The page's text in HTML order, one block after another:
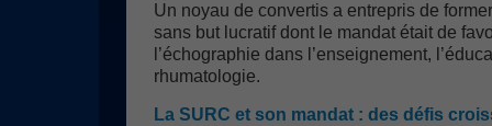
Un noyau de convertis a entrepris de
sans but lucratif dont le mandat était de
l’échographie dans l’enseignement,
rhumatologie.
La SURC et son mandat : des défis